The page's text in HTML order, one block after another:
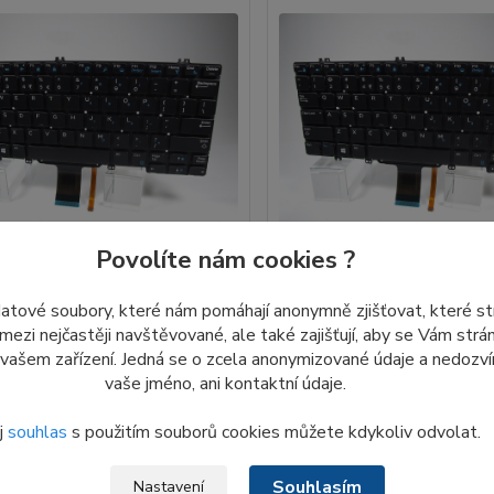
DELL Latitude 5289
US klávesnice
Přidat do košíku
346TJ 0NPN8 DELL Latitude
7389 podsvícená US
390 Kč
Povolíte nám cookies ?
soubory, které nám pomáhají anonymně zjišťovat, které
nejčastěji navštěvované, ale také zajišťují, aby se Vám
zařízení. Jedná se o zcela anonymizované údaje a
vaše jméno, ani kontaktní údaje.
souhlas s použitím souborů cookies můžete kdykoliv odvolat.
Nastavení Souhlasím